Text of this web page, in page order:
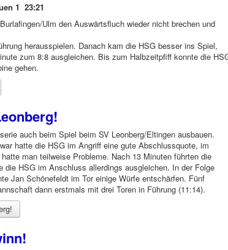
1 23:21
Ulm den Auswärtsfluch wieder nicht brechen und
herausspielen. Danach kam die HSG besser ins Spiel,
zum 8:8 ausgleichen. Bis zum Halbzeitpfiff konnte die
gehen.
auch beim Spiel beim SV Leonberg/Eltingen ausbauen.
hatte die HSG im Angriff eine gute Abschlussquote, im
man teilweise Probleme. Nach 13 Minuten führten die
HSG im Anschluss allerdings ausgleichen. In der Folge
Jan Schönefeldt im Tor einige Würfe entschärfen. Fünf
dann erstmals mit drei Toren in Führung (11:14).